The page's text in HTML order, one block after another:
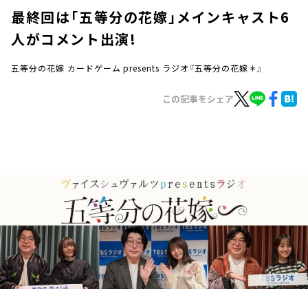
お知らせ
イベント・グッズ
YouTube
会社情報
最終回は「五等分の花嫁」メインキャスト6
人がコメント出演!
五等分の花嫁 カードゲーム presents ラジオ『五等分の花嫁＊』
この記事をシェア